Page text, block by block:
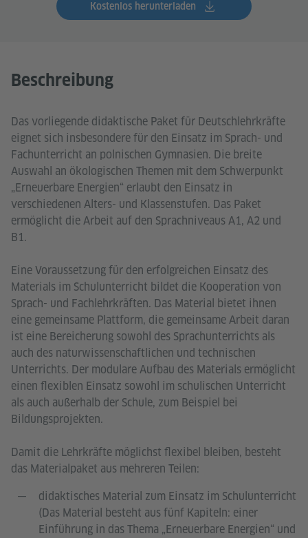
Kostenlos herunterladen
Beschreibung
Das vorliegende didaktische Paket für Deutschlehrkräfte
eignet sich insbesondere für den Einsatz im Sprach- und
Fachunterricht an polnischen Gymnasien. Die breite
Auswahl an ökologischen Themen mit dem Schwerpunkt
„Erneuerbare Energien“ erlaubt den Einsatz in
verschiedenen Alters- und Klassenstufen. Das Paket
ermöglicht die Arbeit auf den Sprachniveaus A1, A2 und
B1.
Eine Voraussetzung für den erfolgreichen Einsatz des
Materials im Schulunterricht bildet die Kooperation von
Sprach- und Fachlehrkräften. Das Material bietet ihnen
eine gemeinsame Plattform, die gemeinsame Arbeit daran
ist eine Bereicherung sowohl des Sprachunterrichts als
auch des naturwissenschaftlichen und technischen
Unterrichts. Der modulare Aufbau des Materials ermöglicht
einen flexiblen Einsatz sowohl im schulischen Unterricht
als auch außerhalb der Schule, zum Beispiel bei
Bildungsprojekten.
Damit die Lehrkräfte möglichst flexibel bleiben, besteht
das Materialpaket aus mehreren Teilen:
didaktisches Material zum Einsatz im Schulunterricht
(Das Material besteht aus fünf Kapiteln: einer
Einführung in das Thema „Erneuerbare Energien“ und